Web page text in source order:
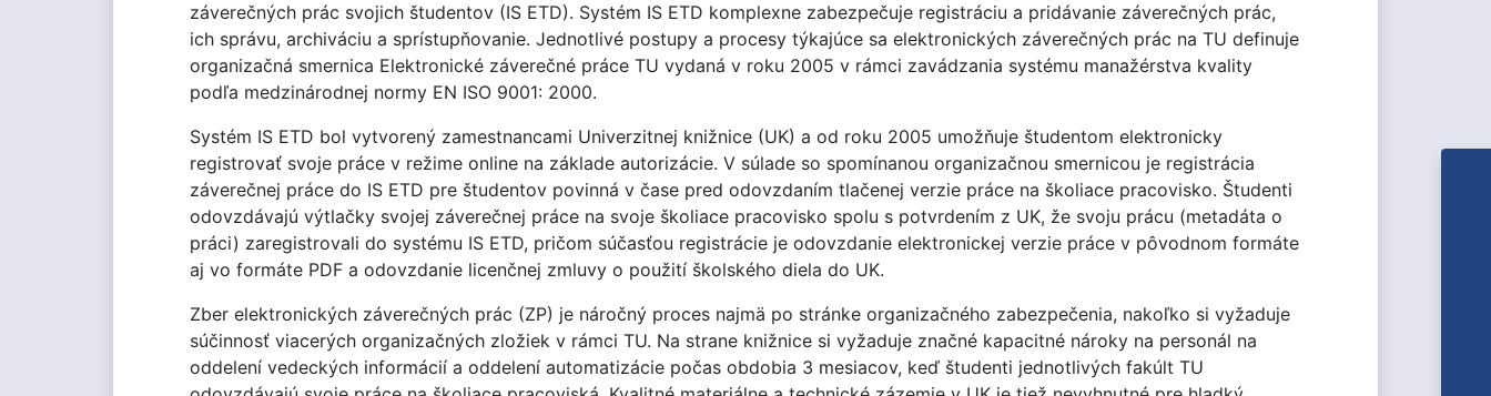
záverečných prác svojich študentov (IS ETD). Systém IS ETD komplexne zabezpečuje registráciu a pridávanie záverečných prác,
ich správu, archiváciu a sprístupňovanie. Jednotlivé postupy a procesy týkajúce sa elektronických záverečných prác na TU definuje
organizačná smernica Elektronické záverečné práce TU vydaná v roku 2005 v rámci zavádzania systému manažérstva kvality
podľa medzinárodnej normy EN ISO 9001: 2000.
Systém IS ETD bol vytvorený zamestnancami Univerzitnej knižnice (UK) a od roku 2005 umožňuje študentom elektronicky
registrovať svoje práce v režime online na základe autorizácie. V súlade so spomínanou organizačnou smernicou je registrácia
záverečnej práce do IS ETD pre študentov povinná v čase pred odovzdaním tlačenej verzie práce na školiace pracovisko. Študenti
odovzdávajú výtlačky svojej záverečnej práce na svoje školiace pracovisko spolu s potvrdením z UK, že svoju prácu (metadáta o
práci) zaregistrovali do systému IS ETD, pričom súčasťou registrácie je odovzdanie elektronickej verzie práce v pôvodnom formáte
aj vo formáte PDF a odovzdanie licenčnej zmluvy o použití školského diela do UK.
Zber elektronických záverečných prác (ZP) je náročný proces najmä po stránke organizačného zabezpečenia, nakoľko si vyžaduje
súčinnosť viacerých organizačných zložiek v rámci TU. Na strane knižnice si vyžaduje značné kapacitné nároky na personál na
oddelení vedeckých informácií a oddelení automatizácie počas obdobia 3 mesiacov, keď študenti jednotlivých fakúlt TU